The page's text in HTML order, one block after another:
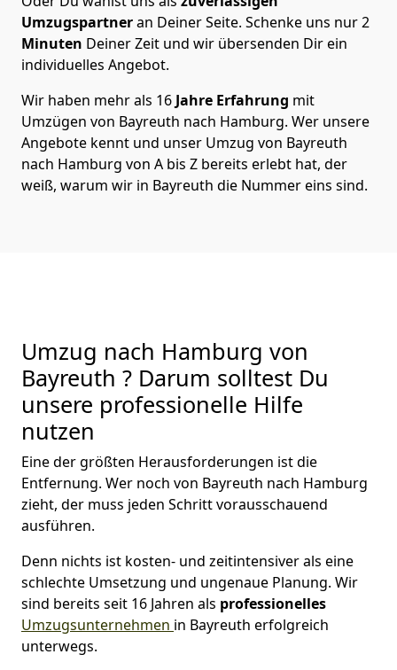
Umzugspartneran Deiner Seite. Schenke uns nur2
Minuten Deiner Zeit und wir übersenden Dir ein
individuelles Angebot.
Wir haben mehr als 16 Jahre Erfahrung mit
Umzügen von Bayreuth nach Hamburg. Wer unsere
Angebote kennt und unser Umzug von Bayreuth
nach Hamburg von A bis Z bereits erlebt hat, der
weiß, warum wir in Bayreuth die Nummer eins sind.
Umzug nach Hamburg von
Bayreuth ? Darum solltest Du
unsere professionelle Hilfe
nutzen
Eine der größten Herausforderungen ist die
Entfernung. Wer noch von Bayreuth nach Hamburg
zieht, der muss jeden Schritt vorausschauend
ausführen.
Denn nichts ist kosten- und zeitintensiver als eine
schlechte Umsetzung und ungenaue Planung. Wir
sind bereits seit 16 Jahren als professionelles
Umzugsunternehmen in Bayreuth erfolgreich
unterwegs.